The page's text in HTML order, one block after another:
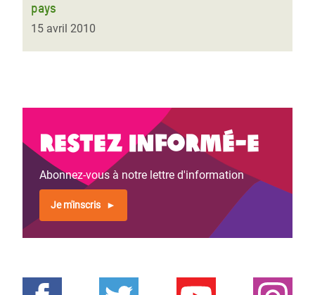
pays
15 avril 2010
Restez informé-e
Abonnez-vous à notre lettre d'information
Je m'inscris